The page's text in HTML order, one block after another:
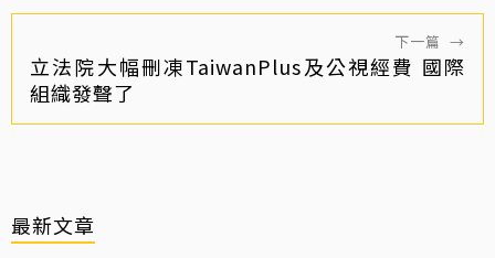
下一篇 →
立法院大幅刪凍TaiwanPlus及公視經費 國際
組織發聲了
最新文章